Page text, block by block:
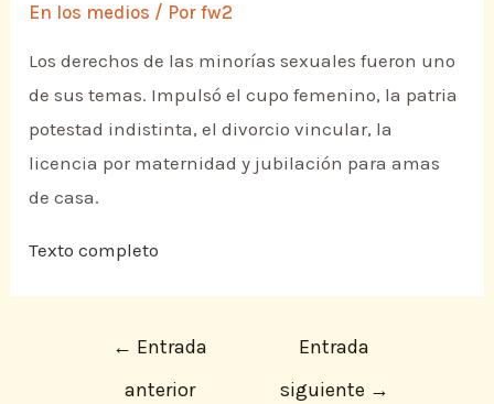
En los medios / Porfw2
Los derechos de las minorías sexuales fueron uno
de sus temas. Impulsó el cupo femenino, la patria
potestad indistinta, el divorcio vincular, la
licencia por maternidad y jubilación para amas
de casa.
Texto completo
← Entrada
anterior
Entrada
siguiente →